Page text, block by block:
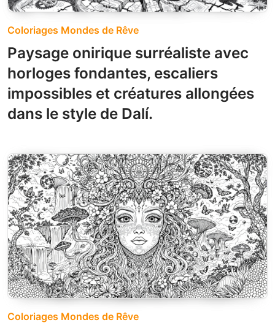
Coloriages Mondes de Rêve
Paysage onirique surréaliste avec
horloges fondantes, escaliers
impossibles et créatures allongées
dans le style de Dalí.
Coloriages Mondes de Rêve